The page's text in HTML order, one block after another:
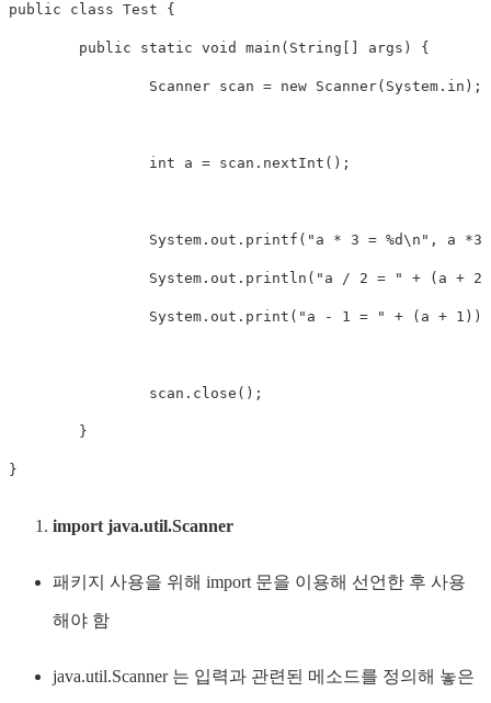
public class Test {
public static void main ( String [ ] args ) {
Scanner scan = new Scanner( System . in ) ;
int a = scan . nextInt ( ) ;
System . out . printf ( "a * 3 = %d\n" , a *3
System . out . println ( "a / 2 = " + ( a + 2
System . out . print ( "a - 1 = " + ( a + 1 ) )
		scan
. close ( ) ;
}
}
import java.util.Scanner
패키지 사용을 위해 import 문을 이용해 선언한 후 사용
해야 함
java.util.Scanner 는 입력과 관련된 메소드를 정의해 놓은